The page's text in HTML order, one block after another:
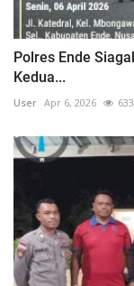
Polres Ende
Kedua...
User Apr 6, 2026 633